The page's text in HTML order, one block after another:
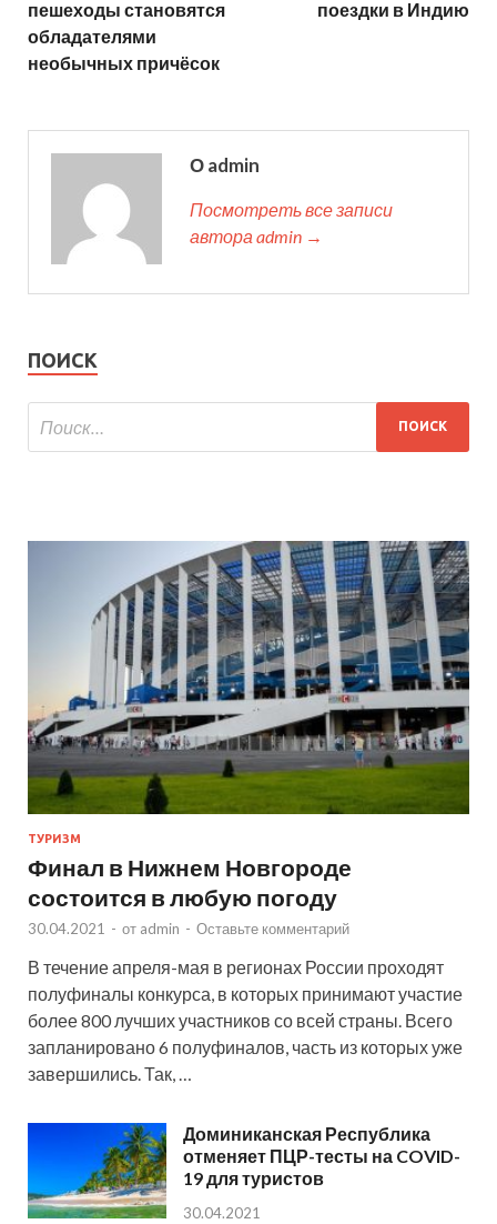
пешеходы становятся
обладателями
необычных причёсок
поездки в Индию
О admin
Посмотреть все записи
автора admin →
ПОИСК
ТУРИЗМ
Финал в Нижнем Новгороде
состоится в любую погоду
30.04.2021 - от admin - Оставьте комментарий
В течение апреля-мая в регионах России проходят
полуфиналы конкурса, в которых принимают участие
более 800 лучших участников со всей страны. Всего
запланировано 6 полуфиналов, часть из которых уже
завершились. Так, …
Доминиканская Республика
отменяет ПЦР-тесты на COVID-
19 для туристов
30.04.2021